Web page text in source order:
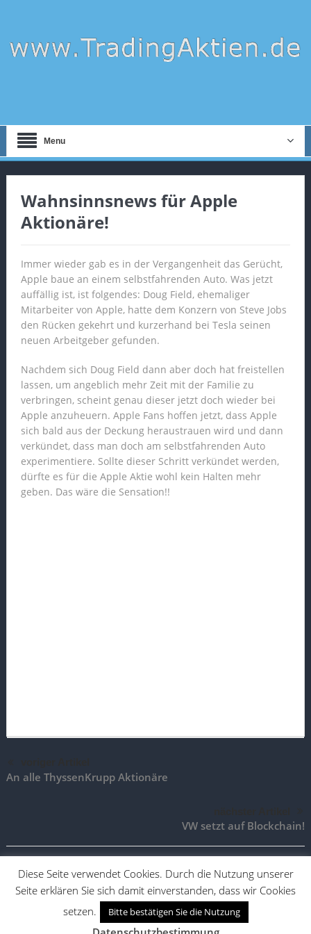
Menu
Wahnsinnsnews für Apple
Aktionäre!
Immer wieder gab es in der Vergangenheit das Gerücht,
Apple baue an einem selbstfahrenden Auto. Was jetzt
auffällig ist, ist folgendes: Doug Field, ehemaliger
Mitarbeiter von Apple, hatte dem Konzern von Steve Jobs
den Rücken gekehrt und kurzerhand bei Tesla seinen
neuen Arbeitgeber gefunden.
Nachdem sich Doug Field dann aber doch hat freistellen
lassen, um angeblich mehr Zeit mit der Familie zu
verbringen, scheint genau dieser jetzt doch wieder bei
Apple anzuheuern. Apple Fans hoffen jetzt, dass Apple
sich bald aus der Deckung heraustrauen wird und dann
verkündet, dass man doch am selbstfahrenden Auto
experimentiere. Sollte dieser Schritt verkündet werden,
dürfte es für die Apple Aktie wohl kein Halten mehr
geben. Das wäre die Sensation!!
An alle ThyssenKrupp Aktionäre
VW setzt auf Blockchain!
TradingAktien.de |Impressum|Vertrag widerrufen|Vertrag
kündigen
Desktop Version Mobile Version
Diese Seite verwendet Cookies. Durch die Nutzung unserer
Seite erklären Sie sich damit einverstanden, dass wir Cookies
setzen.
Bitte bestätigen Sie die Nutzung